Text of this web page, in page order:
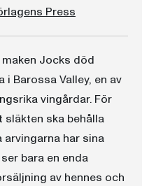
Press
Jocks död
i Barossa Valley, en av
vingårdar. För
släkten ska behålla
arvingarna har sina
bara en enda
av hennes och